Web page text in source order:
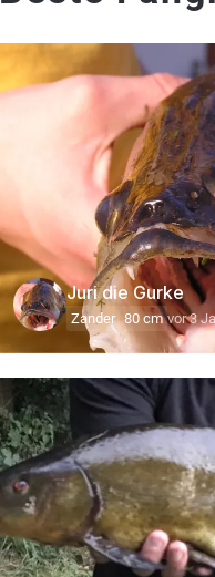
Juri die Gurke
Zander 80 cm vor 3